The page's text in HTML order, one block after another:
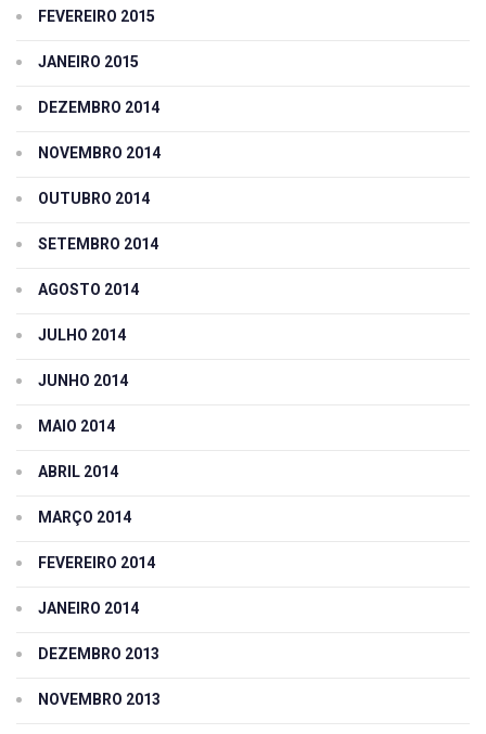
FEVEREIRO 2015
JANEIRO 2015
DEZEMBRO 2014
NOVEMBRO 2014
OUTUBRO 2014
SETEMBRO 2014
AGOSTO 2014
JULHO 2014
JUNHO 2014
MAIO 2014
ABRIL 2014
MARÇO 2014
FEVEREIRO 2014
JANEIRO 2014
DEZEMBRO 2013
NOVEMBRO 2013